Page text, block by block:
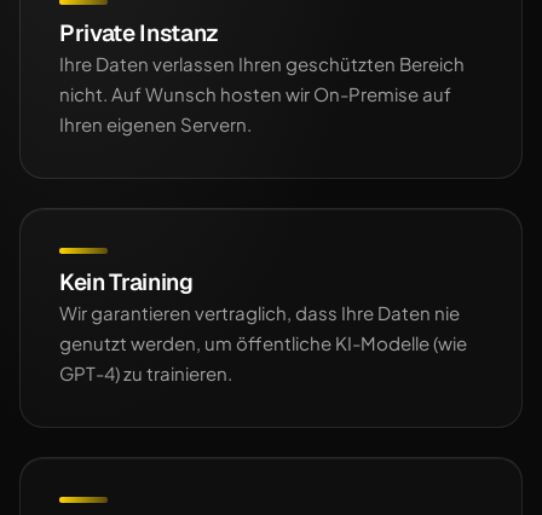
Private Instanz
Ihre Daten verlassen Ihren geschützten Bereich
nicht. Auf Wunsch hosten wir On-Premise auf
Ihren eigenen Servern.
Kein Training
Wir garantieren vertraglich, dass Ihre Daten nie
genutzt werden, um öffentliche KI-Modelle (wie
GPT-4) zu trainieren.